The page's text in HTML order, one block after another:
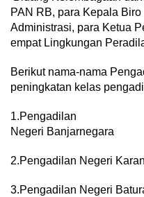
PAN RB, para Kepala
Administrasi, para Ketua
empat Lingkungan
Berikut nama-nama
peningkatan kelas
1.Pengadilan
Negeri Banjarnegara
2.Pengadilan Negeri
3.Pengadilan Negeri